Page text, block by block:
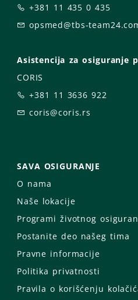
+381 11 435 0 435
opsmed@tbs-
Asistencija za osiguranje
CORIS
+381 11 3636 922
coris@coris.rs
SAVA OSIGURANJE
O nama
Naše lokacije
Programi životnog
Postanite deo našeg tima
Pravne informacije
Politika privatnosti
Pravila o korišćenju